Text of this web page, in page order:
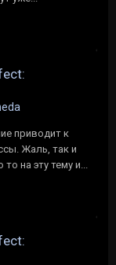
приводит к
Жаль, так и
на эту тему и...